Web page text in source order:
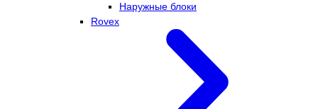
Наружные блоки
Rovex